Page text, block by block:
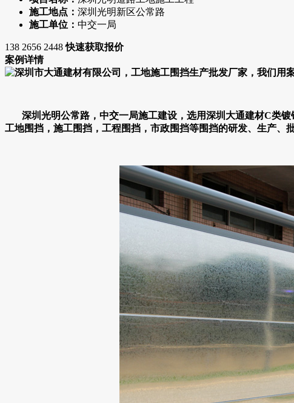
施工地点： 深圳光明新区公常路
施工单位： 中交一局
138 2656 2448快速获取报价
案例详情
深圳光明公常路，中交一局施工建设，选用深圳大通建材C类镀
工地围挡，施工围挡，工程围挡，市政围挡等围挡的研发、生产、